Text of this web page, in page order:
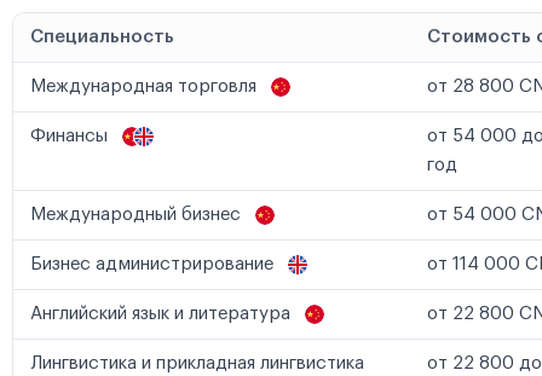
Специальность Стоимость
Международная торговля от 28 800
Финансы
от 54 000
год
Международный бизнес от 54 000
Бизнес администрирование от 114 000
Английский язык и литература от 22 800
Лингвистика и прикладная лингвистика
от 22 800